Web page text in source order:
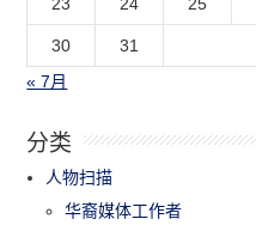
30
31
« 7月
分类
人物扫描
华裔媒体工作者